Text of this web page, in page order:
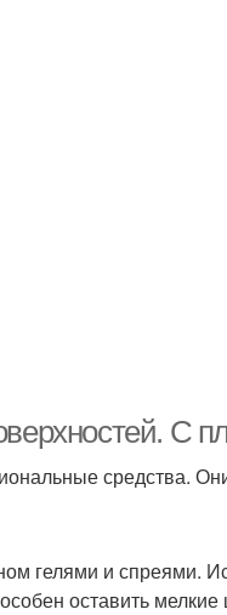
С
средства.
гелями и спреями.
оставить